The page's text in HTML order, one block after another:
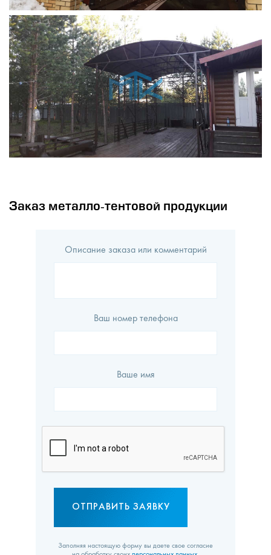
Заказ металло-тентовой продукции
Описание заказа или комментарий
Ваш номер телефона
Ваше имя
Заполняя настоящую форму вы даете свое согласие